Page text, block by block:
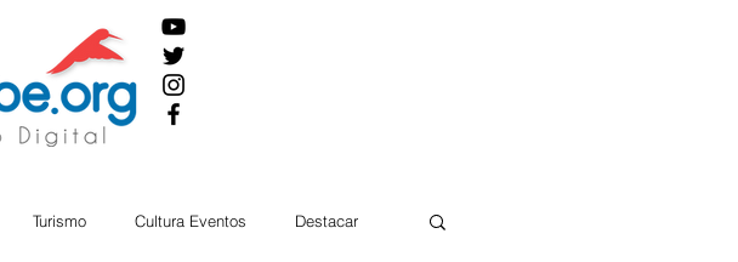
Turismo Cultura Eventos Destacar